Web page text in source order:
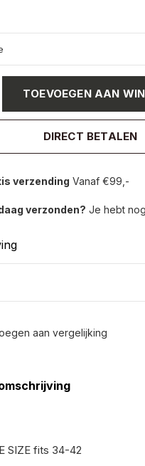
TOEVOEGEN AAN
DIRECT BETALEN
verzending Vanaf €99,-
verzonden? Je hebt nog
aan vergelijking
SIZE fits 34-42